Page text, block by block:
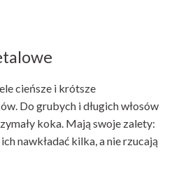
cieńsze i krótsze
Do grubych i długich włosów
koka. Mają swoje zalety:
nawkładać kilka, a nie rzucają